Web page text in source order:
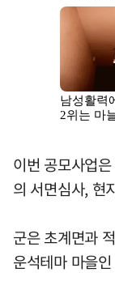
이번 공모사업
의 서면심사, 현
군은 초계면과
운석테마 마을